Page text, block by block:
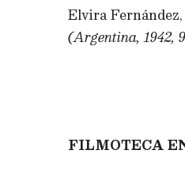
Elvira
(Argentina, 1942,
FILMOTECA